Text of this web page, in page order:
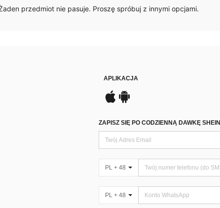
przedmiot nie pasuje. Proszę spróbuj z innymi opcjami.
APLIKACJA
ZAPISZ SIĘ PO CODZIENNĄ DAWKĘ SHEIN
PL + 48
PL + 48